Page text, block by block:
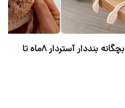
کلاه بافت زمستانی نوزادی بچگانه بنددار آستردار ۸ماه تا